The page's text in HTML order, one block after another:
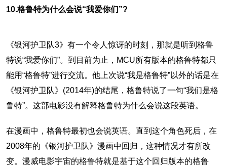
10.格鲁特为什么会说“我爱你们”?
《银河护卫队3》有一个令人惊讶的时刻，那就是听到格鲁
特说“我爱你们”。到目前为止，MCU所有版本的格鲁特都只
能用“格鲁特”进行交流。他上次说“我是格鲁特”以外的话是在
《银河护卫队》(2014年)的结尾，格鲁特说了一句“我们是格
鲁特”。这部电影没有解释格鲁特为什么会说这段英语。
在漫画中，格鲁特最初也会说英语。直到这个角色死后，在
2008年的《银河护卫队》漫画中回归，这种情况才有所改
变。漫威电影宇宙的格鲁特就是基于这个回归版本的格鲁